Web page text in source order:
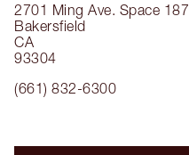
2701 Ming Ave. Space 187
Bakersfield
CA
93304
(661) 832-6300